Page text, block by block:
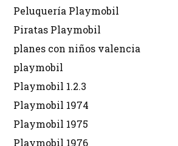
Peluquería Playmobil
Piratas Playmobil
planes con niños valencia
playmobil
Playmobil 1.2.3
Playmobil 1974
Playmobil 1975
Playmobil 1976